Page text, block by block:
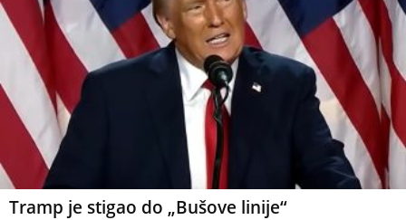
Tramp je stigao do „Bušove linije“